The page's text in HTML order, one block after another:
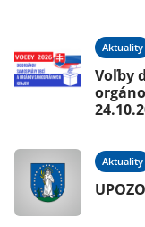
Aktuality
Voľby
Aktuality